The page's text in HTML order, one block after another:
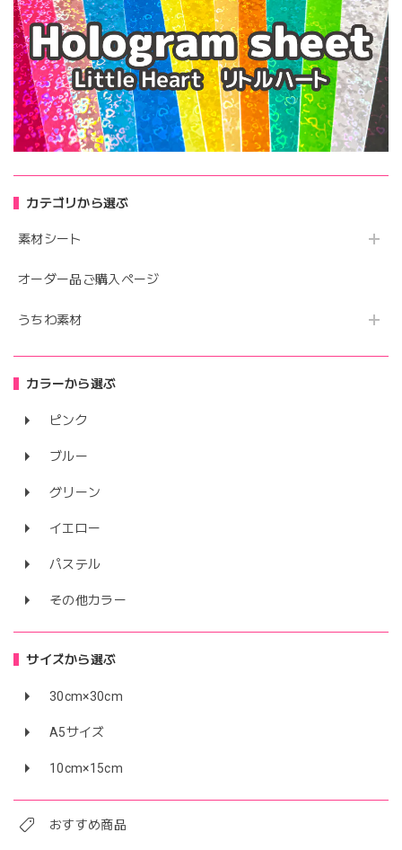
カテゴリから選ぶ
素材シート
オーダー品ご購入ページ
うちわ素材
カラーから選ぶ
ピンク
ブルー
グリーン
イエロー
パステル
その他カラー
サイズから選ぶ
30cm×30cm
A5サイズ
10cm×15cm
おすすめ商品